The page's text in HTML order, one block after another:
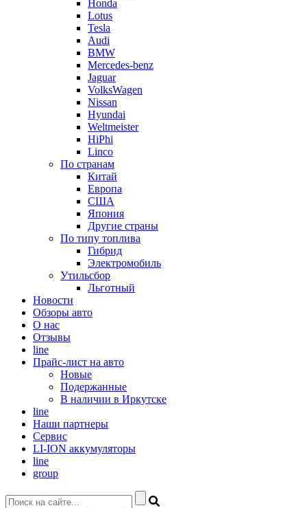
Honda
Lotus
Tesla
Audi
BMW
Mercedes-benz
Jaguar
VolksWagen
Nissan
Hyundai
Weltmeister
HiPhi
Linco
По странам
Китай
Европа
США
Япония
Другие страны
По типу топлива
Гибрид
Электромобиль
Утильсбор
Льготный
Новости
Обзоры авто
О нас
Отзывы
line
Прайс-лист на авто
Новые
Подержанные
В наличии в Иркутске
line
Наши партнеры
Cервис
LI-ION аккумуляторы
line
group